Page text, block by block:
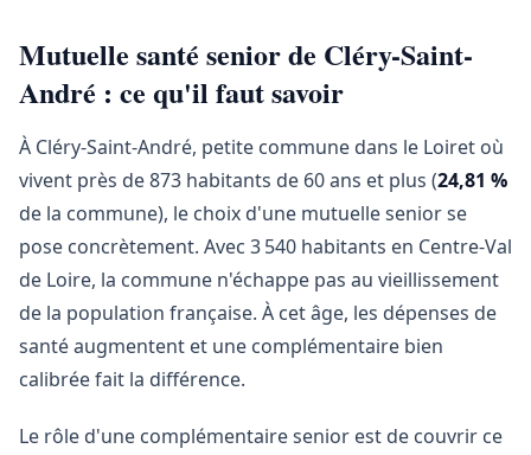
Mutuelle santé senior de Cléry-Saint-
André : ce qu'il faut savoir
À Cléry-Saint-André, petite commune dans le Loiret où
vivent près de 873 habitants de 60 ans et plus (24,81 %
de la commune), le choix d'une mutuelle senior se
pose concrètement. Avec 3 540 habitants en Centre-Val
de Loire, la commune n'échappe pas au vieillissement
de la population française. À cet âge, les dépenses de
santé augmentent et une complémentaire bien
calibrée fait la différence.
Le rôle d'une complémentaire senior est de couvrir ce